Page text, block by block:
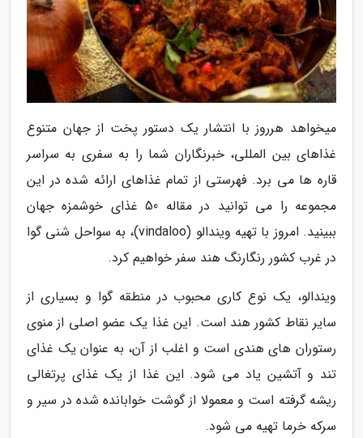
میخواهد هرروز با انتشار یک دستور پخت از جهان متنوع
غذاهای بین المللی، خبرنگاران شما را به سفری به سراسر
قاره ها می برد. فهرستی از تمام غذاهای ارائه شده در این
مجموعه را می توانید در مقاله 50 غذای خوشمزه جهان
ببینید. امروز با تهیه ویندالو (vindaloo)، به سواحل شنی گوا
در غرب کشور رنگارنگ هند سفر خواهیم کرد.
ویندالو، یک نوع کاری محبوب در منطقه گوا و بسیاری از
سایر نقاط کشور هند است. این غذا یک عضو اصلی از منوی
رستوران های هندی است و اغلب از آن، به عنوان یک غذای
تند و آتشین یاد می شود. این غذا از یک غذای پرتغالی
ریشه گرفته است و معمولا از گوشت خوابانده شده در سیر و
سرکه خرما تهیه می شود.